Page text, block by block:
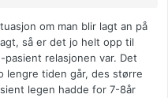
om man blir lagt an på
så er det jo helt opp til
relasjonen var. Det
lengre tiden går, des større
legen hadde for 7-8år